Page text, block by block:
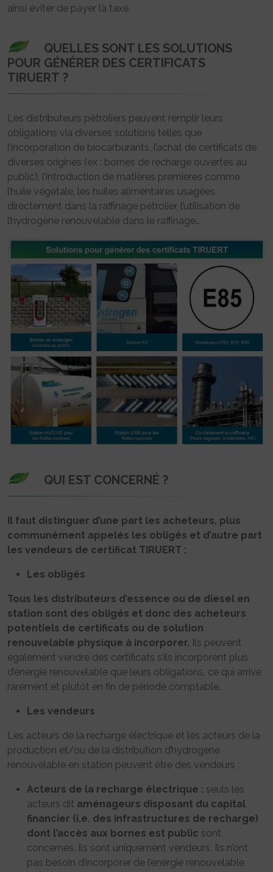
ainsi éviter de payer la taxe.
QUELLES SONT LES SOLUTIONS
POUR GÉNÉRER DES CERTIFICATS
TIRUERT ?
Les distributeurs pétroliers peuvent remplir leurs
obligations via diverses solutions telles que
l’incorporation de biocarburants, l’achat de certificats de
diverses origines (ex : bornes de recharge ouvertes au
public), l’introduction de matières premières comme
l’huile végétale, les huiles alimentaires usagées
directement dans la raffinage pétrolier, l’utilisation de
l’hydrogène renouvelable dans le raffinage…
QUI EST CONCERNÉ ?
Il faut distinguer d’une part les acheteurs, plus
communément appelés les obligés et d’autre part
les vendeurs de certificat TIRUERT :
Les obligés
Tous les distributeurs d’essence ou de diesel en
station sont des obligés et donc des acheteurs
potentiels de certificats ou de solution
renouvelable physique à incorporer. Ils peuvent
également vendre des certificats s’ils incorporent plus
d’énergie renouvelable que leurs obligations, ce qui arrive
rarement et plutôt en fin de période comptable.
Les vendeurs
Les acteurs de la recharge électrique et les acteurs de la
production et/ou de la distribution d’hydrogène
renouvelable en station peuvent être des vendeurs :
Acteurs de la recharge électrique : seuls les
acteurs dit aménageurs disposant du capital
financier (i.e. des infrastructures de recharge)
dont l’accès aux bornes est public sont
concernés. Ils sont uniquement vendeurs. Ils n’ont
pas besoin d’incorporer de l’énergie renouvelable